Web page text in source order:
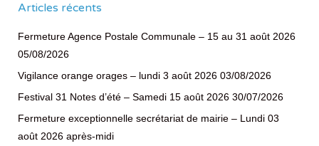
Articles récents
Fermeture Agence Postale Communale – 15 au 31 août 2026
05/08/2026
Vigilance orange orages – lundi 3 août 2026 03/08/2026
Festival 31 Notes d’été – Samedi 15 août 2026 30/07/2026
Fermeture exceptionnelle secrétariat de mairie – Lundi 03
août 2026 après-midi